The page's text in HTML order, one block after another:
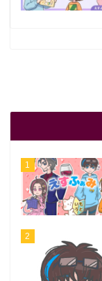
1
2